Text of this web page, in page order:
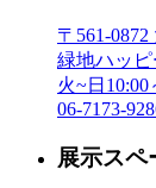
〒561-
緑地ハッ
火~日
06-7173-
展示スペ